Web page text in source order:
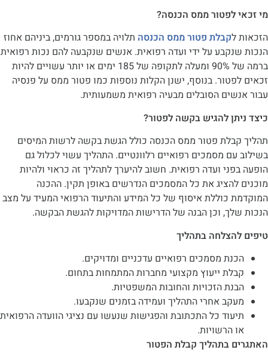
לפטור ממס הכנסה?
קבלת פטור ממס הכנסהתלויה במספר גורמים, ביניהם אחוז
על ידי ועדה רפואית. אנשים שנקבעה להם נכות רפואית
ברמה של 90% ומעלה לתקופה של 185 ימים או יותר עשויים להיות
בנוסף, ישנן הקלות נוספות כמו פטור ממס על פנסיה
הסובלים מבעיה רפואית משמעותית.
להגיש בקשה לפטור?
פטור ממס הכנסה כולל הגשת בקשה לרשות המיסים
מסמכים רפואיים רלוונטיים. התהליך עשוי לכלול גם
ועדה רפואית. חשוב להיערך לתהליך זה כראוי ולהיות
את כל המסמכים הנדרשים באופן תקין. ההכנה
כוללת איסוף של כל המידע והתיעוד הרפואי המעיד על מצב
וכן הבנה של הדרישות המדויקות להגשת הבקשה.
בתהליך
מסמכים רפואיים עדכניים ומדויקים.
ייעוץ מקצועי מחברות המתמחות בתחום.
הזכויות והחובות המשפטיות.
אחרי התהליך ועמידה בזמנים שנקבעו.
כל התכתובת והפגישות שנעשו עם נציגי הוועדה הרפואית
הרשויות.
בתהליך קבלת הפטור